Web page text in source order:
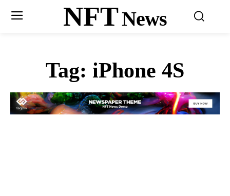
NFTNews
Tag: iPhone 4S